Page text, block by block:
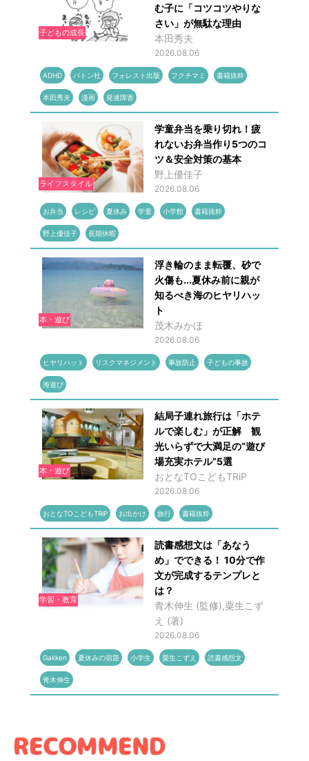
子どもの成長
む子に「コツコツやりな
さい」が無駄な理由
本田秀夫
2026.08.06
ADHD バトン社 フォレスト出版 フクチマミ 書籍抜粋
本田秀夫 漫画 発達障害
ライフスタイル
学童弁当を乗り切れ！疲
れないお弁当作り5つのコ
ツ＆安全対策の基本
野上優佳子
2026.08.06
お弁当 レシピ 夏休み 学童 小学館 書籍抜粋
野上優佳子 長期休暇
本・遊び
浮き輪のまま転覆、砂で
火傷も...夏休み前に親が
知るべき海のヒヤリハッ
ト
茂木みかほ
2026.08.06
ヒヤリハット リスクマネジメント 事故防止 子どもの事故
海遊び
本・遊び
結局子連れ旅行は「ホテ
ルで楽しむ」が正解 観
光いらずで大満足の“遊び
場充実ホテル”5選
おとなTOこどもTRiP
2026.08.06
おとなTOこどもTRiP お出かけ 旅行 書籍抜粋
学習・教育
読書感想文は「あなう
め」でできる！ 10分で作
文が完成するテンプレと
は？
青木伸生 (監修),粟生こず
え (著)
2026.08.06
Gakken 夏休みの宿題 小学生 粟生こずえ 読書感想文
青木伸生